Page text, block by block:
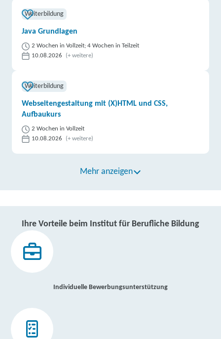
Weiterbildung
Java Grundlagen
2 Wochen in Vollzeit; 4 Wochen in Teilzeit
10.08.2026
(+ weitere)
Weiterbildung
Webseitengestaltung mit (X)HTML und CSS,
Aufbaukurs
2 Wochen in Vollzeit
10.08.2026
(+ weitere)
Mehr anzeigen
Ihre Vorteile beim Institut für Berufliche Bildung
Individuelle Bewerbungsunterstützung